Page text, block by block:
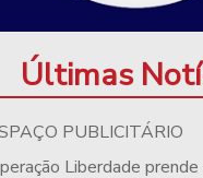
Últimas
PUBLICITÁRIO
Liberdade prende